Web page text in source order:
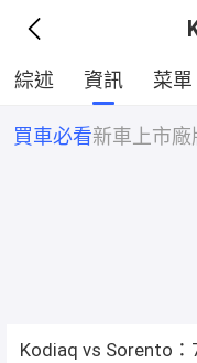
綜述 資訊 菜單
買車必看新車上市廠
Kodiaq vs Sorento：